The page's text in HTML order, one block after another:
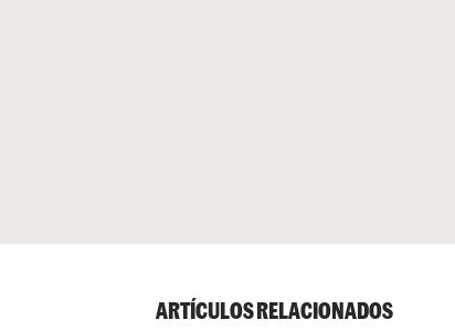
ARTÍCULOS RELACIONADOS